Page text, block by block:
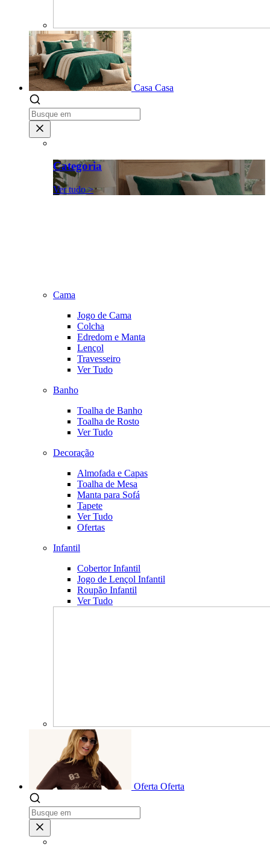
Casa Casa
Categoria
Ver tudo >
Cama
Jogo de Cama
Colcha
Edredom e Manta
Lençol
Travesseiro
Ver Tudo
Banho
Toalha de Banho
Toalha de Rosto
Ver Tudo
Decoração
Almofada e Capas
Toalha de Mesa
Manta para Sofá
Tapete
Ver Tudo
Ofertas
Infantil
Cobertor Infantil
Jogo de Lençol Infantil
Roupão Infantil
Ver Tudo
Oferta Oferta